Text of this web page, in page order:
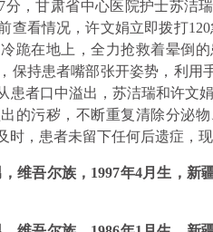
分，甘肃省中心医院护士苏
查看情况，许文娟立即拨打
跪在地上，全力抢救着晕倒
保持患者嘴部张开姿势，利
患者口中溢出，苏洁瑞和许文
的污秽，不断重复清除分泌
时，患者未留下任何后遗症，
维吾尔族，1997年4月生，